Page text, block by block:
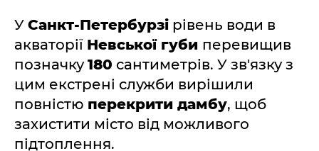
У Санкт-Петербурзі рівень води в
акваторії Невської губи перевищив
позначку180 сантиметрів. У зв'язку з
цим екстрені служби вирішили
повністю перекрити дамбу, щоб
захистити місто від можливого
підтоплення.